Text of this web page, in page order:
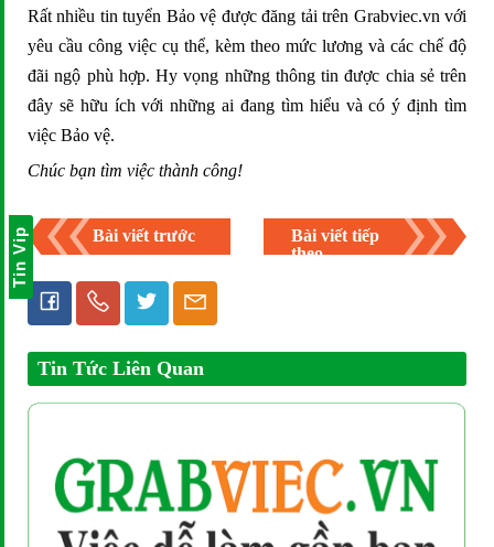
Tin Vip
Rất nhiều tin tuyển Bảo vệ được đăng tải trên Grabviec.vn với
yêu cầu công việc cụ thể, kèm theo mức lương và các chế độ
đãi ngộ phù hợp. Hy vọng những thông tin được chia sẻ trên
đây sẽ hữu ích với những ai đang tìm hiểu và có ý định tìm
việc Bảo vệ.
Chúc bạn tìm việc thành công!
Bài viết trước
Bài viết tiếp
theo
Tin Tức Liên Quan